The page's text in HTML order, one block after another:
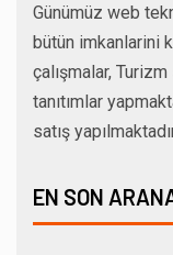
Günümüz web
bütün imkanlarini
çalışmalar,
tanıtımlar
satış
EN SON